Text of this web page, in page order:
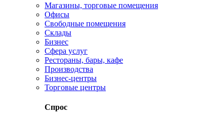
Магазины, торговые помещения
Офисы
Свободные помещения
Склады
Бизнес
Сфера услуг
Рестораны, бары, кафе
Производства
Бизнес-центры
Торговые центры
Спрос